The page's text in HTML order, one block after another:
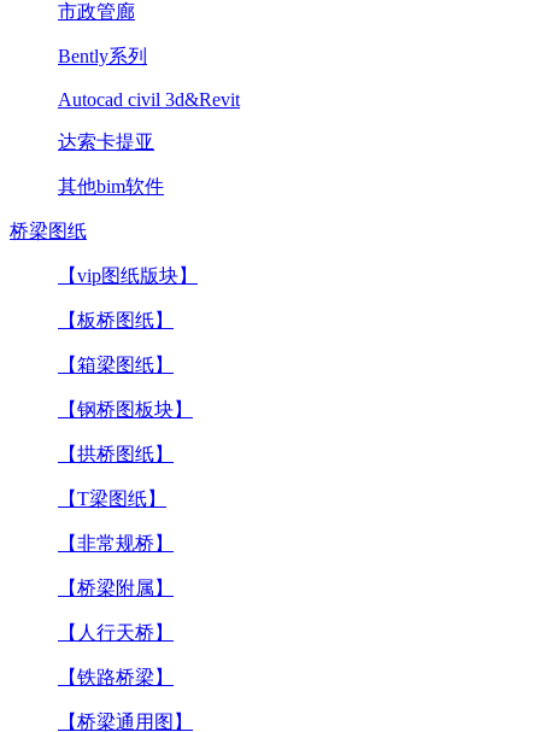
市政管廊
Bently系列
Autocad civil 3d&Revit
达索卡提亚
其他bim软件
桥梁图纸
【vip图纸版块】
【板桥图纸】
【箱梁图纸】
【钢桥图板块】
【拱桥图纸】
【T梁图纸】
【非常规桥】
【桥梁附属】
【人行天桥】
【铁路桥梁】
【桥梁通用图】